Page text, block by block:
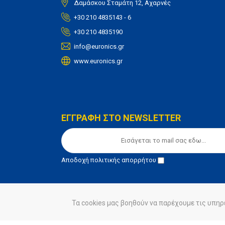
Δαμάσκου Σταμάτη 12, Αχαρνές
+30 210 4835143 - 6
+30 210 4835190
info@euronics.gr
www.euronics.gr
ΕΓΓΡΑΦΗ ΣΤΟ NEWSLETTER
Αποδοχήπολιτικής απορρήτου
© euronics 2020 Όροι Χρήσης Πολιτική
Τα cookies μας βοηθούν να παρέχουμε τις